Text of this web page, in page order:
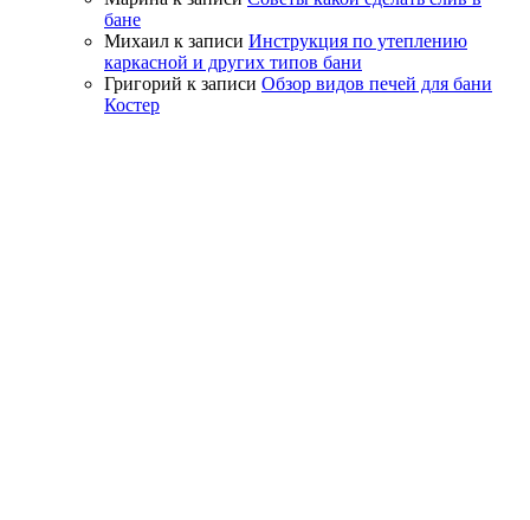
бане
Михаил к записи Инструкция по утеплению
каркасной и других типов бани
Григорий к записи Обзор видов печей для бани
Костер